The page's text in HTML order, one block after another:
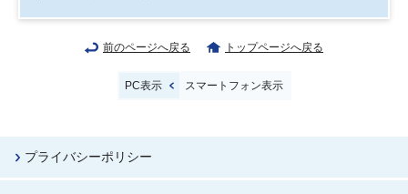
前のページへ戻る トップページへ戻る
PC表示 スマートフォン表示
プライバシーポリシー